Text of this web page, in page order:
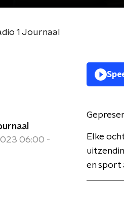
1 Journaal
06:00 -
Elke
en sport